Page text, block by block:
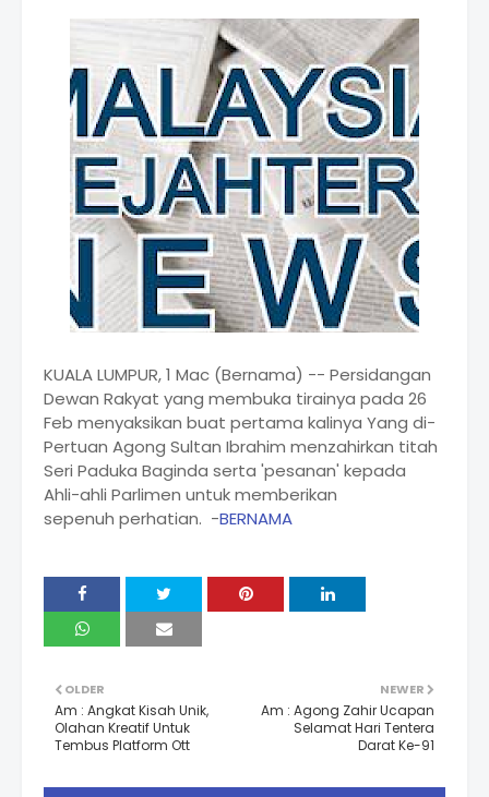
KUALA LUMPUR, 1 Mac (Bernama) -- Persidangan
Dewan Rakyat yang membuka tirainya pada 26
Feb menyaksikan buat pertama kalinya Yang di-
Pertuan Agong Sultan Ibrahim menzahirkan titah
Seri Paduka Baginda serta 'pesanan' kepada
Ahli-ahli Parlimen untuk memberikan
sepenuh perhatian. -BERNAMA
NEWER
Am : Agong Zahir Ucapan
Selamat Hari Tentera
Darat Ke-91
OLDER
Am : Angkat Kisah Unik,
Olahan Kreatif Untuk
Tembus Platform Ott